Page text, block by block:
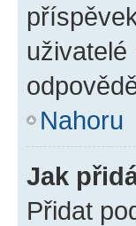
Nahoru
Jak
Přidat